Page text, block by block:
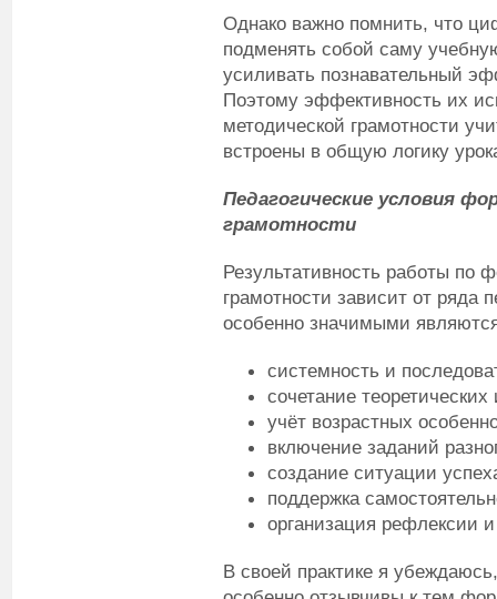
Однако важно помнить, что
подменять собой саму
усиливать познавательный
Поэтому эффективность их
методической грамотности
встроены в общую логику
Педагогические условия
грамотности
Результативность работы по
грамотности зависит от ряда
особенно значимыми
системность и
сочетание
учёт возрастных
включение заданий
создание ситуации
поддержка
организация рефлексии
В своей практике я